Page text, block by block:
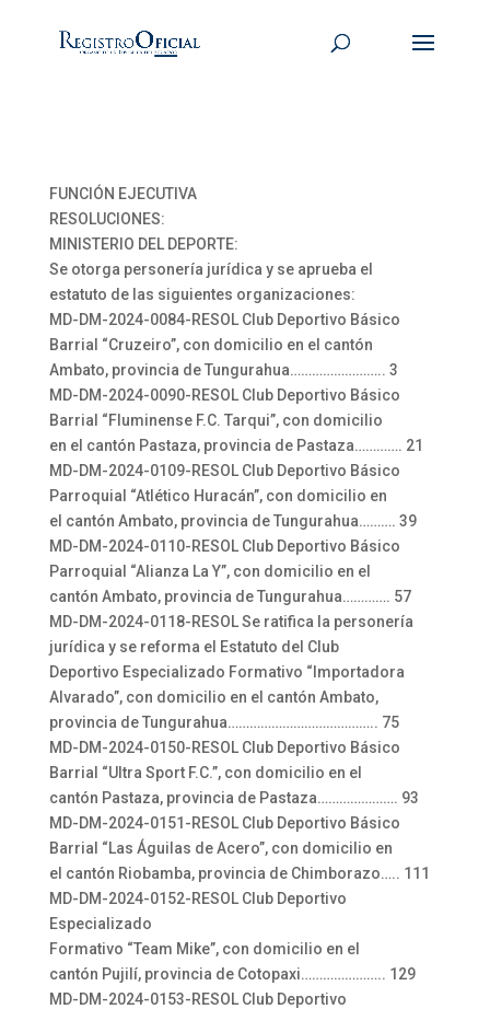
FUNCIÓN EJECUTIVA
RESOLUCIONES:
MINISTERIO DEL DEPORTE:
Se otorga personería jurídica y se aprueba el
estatuto de las siguientes organizaciones:
MD-DM-2024-0084-RESOL Club Deportivo Básico
Barrial “Cruzeiro”, con domicilio en el cantón
Ambato, provincia de Tungurahua…………………….. 3
MD-DM-2024-0090-RESOL Club Deportivo Básico
Barrial “Fluminense F.C. Tarqui”, con domicilio
en el cantón Pastaza, provincia de Pastaza…………. 21
MD-DM-2024-0109-RESOL Club Deportivo Básico
Parroquial “Atlético Huracán”, con domicilio en
el cantón Ambato, provincia de Tungurahua………. 39
MD-DM-2024-0110-RESOL Club Deportivo Básico
Parroquial “Alianza La Y”, con domicilio en el
cantón Ambato, provincia de Tungurahua…………. 57
MD-DM-2024-0118-RESOL Se ratifica la personería
jurídica y se reforma el Estatuto del Club
Deportivo Especializado Formativo “Importadora
Alvarado”, con domicilio en el cantón Ambato,
provincia de Tungurahua………………………………….. 75
MD-DM-2024-0150-RESOL Club Deportivo Básico
Barrial “Ultra Sport F.C.”, con domicilio en el
cantón Pastaza, provincia de Pastaza…………………. 93
MD-DM-2024-0151-RESOL Club Deportivo Básico
Barrial “Las Águilas de Acero”, con domicilio en
el cantón Riobamba, provincia de Chimborazo….. 111
MD-DM-2024-0152-RESOL Club Deportivo
Especializado
Formativo “Team Mike”, con domicilio en el
cantón Pujilí, provincia de Cotopaxi………………….. 129
MD-DM-2024-0153-RESOL Club Deportivo